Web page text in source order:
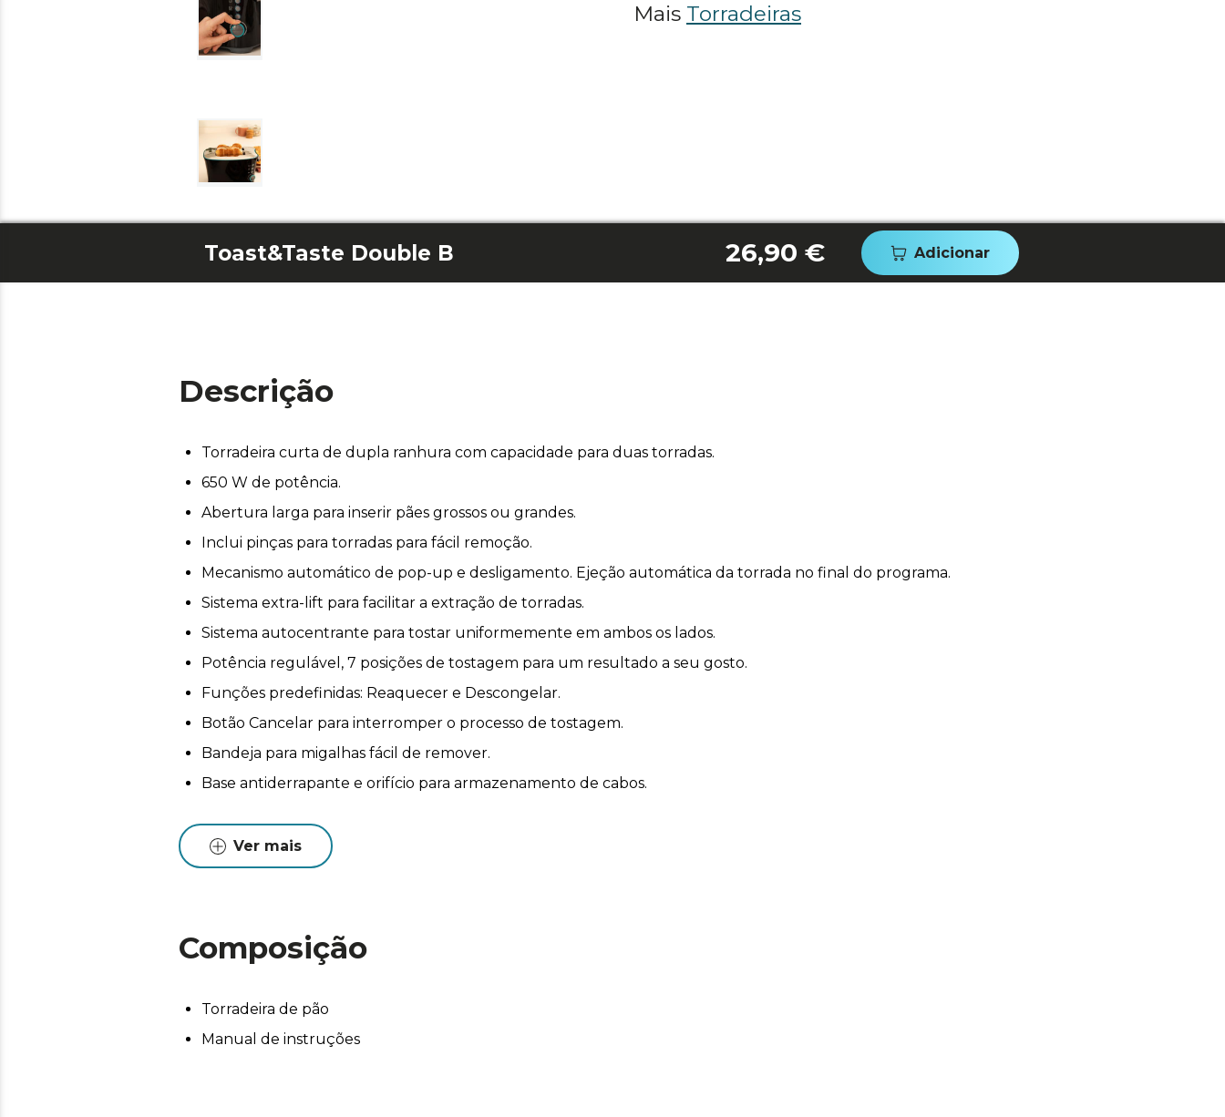
Mais Torradeiras
Toast&Taste Double B 26,90 € Adicionar
Descrição
Torradeira curta de dupla ranhura com capacidade para duas torradas.
650 W de potência.
Abertura larga para inserir pães grossos ou grandes.
Inclui pinças para torradas para fácil remoção.
Mecanismo automático de pop-up e desligamento. Ejeção automática da torrada no final do programa.
Sistema extra-lift para facilitar a extração de torradas.
Sistema autocentrante para tostar uniformemente em ambos os lados.
Potência regulável, 7 posições de tostagem para um resultado a seu gosto.
Funções predefinidas: Reaquecer e Descongelar.
Botão Cancelar para interromper o processo de tostagem.
Bandeja para migalhas fácil de remover.
Base antiderrapante e orifício para armazenamento de cabos.
Ver mais
Composição
Torradeira de pão
Manual de instruções